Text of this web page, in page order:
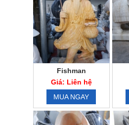
Fishman
Giá: Liên hệ
MUA NGAY